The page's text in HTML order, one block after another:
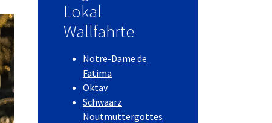
Lokal
Wallfahrte
Notre-Dame de
Fatima
Oktav
Schwaarz
Noutmuttergottes